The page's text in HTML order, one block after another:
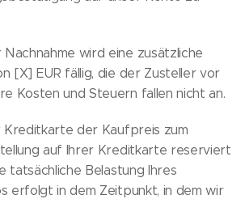
Nachnahme wird eine zusätzliche
[X] EUR fällig, die der Zusteller vor
Kosten und Steuern fallen nicht an.
Kreditkarte der Kaufpreis zum
auf Ihrer Kreditkarte reserviert
tatsächliche Belastung Ihres
erfolgt in dem Zeitpunkt, in dem wir